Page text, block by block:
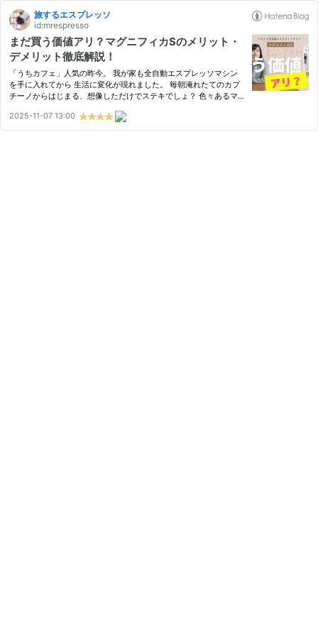
旅するエスプレッソ
id:mrespresso
まだ買う価値アリ？マグニフィカSのメリット・
デメリット徹底解説！
「うちカフェ」人気の昨今。 我が家も全自動エスプレッソマシン
を手に入れてから 生活に変化が現れました。 毎朝淹れたてのカプ
チーノからはじまる、想像しただけでステキでしょ？ 色々あるマ
（DeLonghi Magnifica S）は発売から年数が経っているモデルな
がら…
2025-11-07 13:00